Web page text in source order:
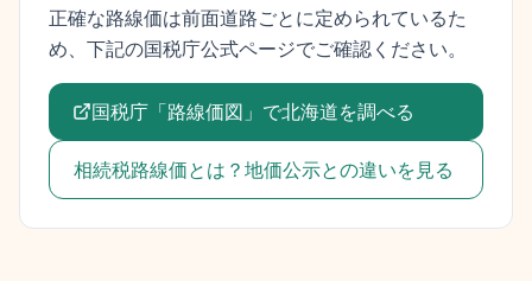
正確な路線価は前面道路ごとに定められているた
め、下記の国税庁公式ページでご確認ください。
国税庁「路線価図」で北海道を調べる
相続税路線価とは？地価公示との違いを見る